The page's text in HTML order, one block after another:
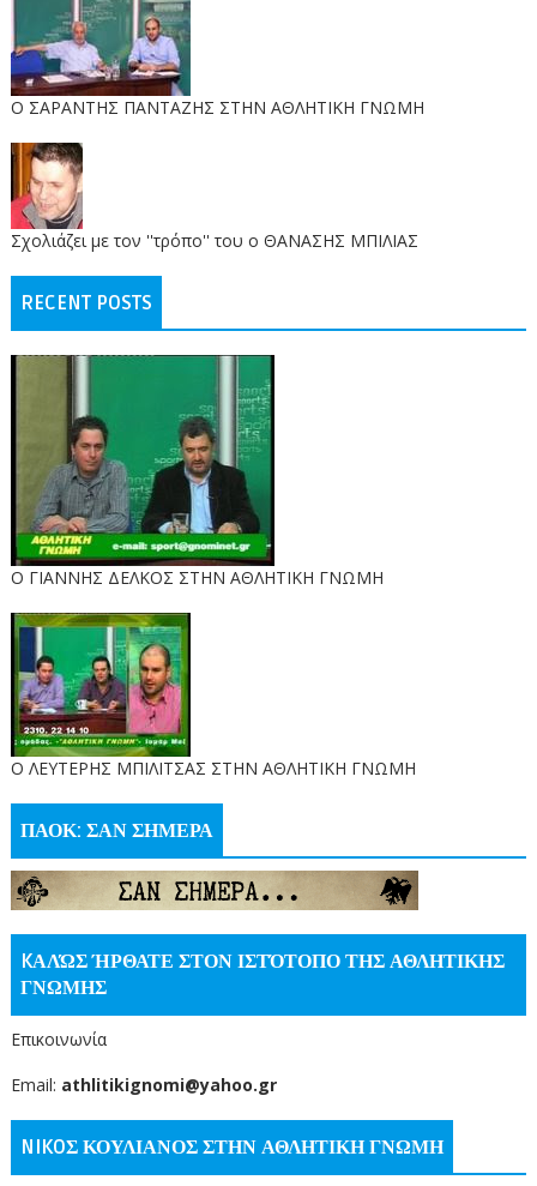
O ΣΑΡΑΝΤΗΣ ΠΑΝΤΑΖΗΣ ΣΤΗΝ ΑΘΛΗΤΙΚΗ ΓΝΩΜΗ
Σχολιάζει με τον ''τρόπο'' του ο ΘΑΝΑΣΗΣ ΜΠΙΛΙΑΣ
RECENT POSTS
Ο ΓΙΑΝΝΗΣ ΔΕΛΚΟΣ ΣΤΗΝ ΑΘΛΗΤΙΚΗ ΓΝΩΜΗ
O ΛΕΥΤΕΡΗΣ ΜΠΙΛΙΤΣΑΣ ΣΤΗΝ ΑΘΛΗΤΙΚΗ ΓΝΩΜΗ
ΠΑΟΚ: ΣΑΝ ΣΗΜΕΡΑ
KΑΛΏΣ ΉΡΘΑΤΕ ΣΤΟΝ ΙΣΤΌΤΟΠΟ ΤΗΣ ΑΘΛΗΤΙΚΗΣ
ΓΝΩΜΗΣ
Επικοινωνία
Email: athlitikignomi@yahoo.gr
NIKOΣ ΚΟΥΛΙΑΝΟΣ ΣΤΗΝ ΑΘΛΗΤΙΚΗ ΓΝΩΜΗ